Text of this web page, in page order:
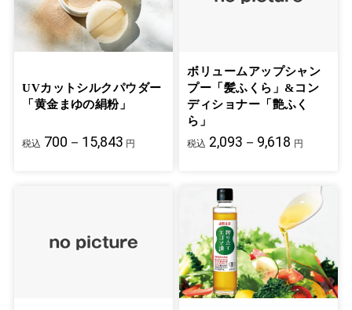
UVカットシルクパウダー
「黄金まゆの絹粉」
税込 700－15,843 円
ボリュームアップシャン
プー「髪ふくら」&コン
ディショナー「艶ふく
ら」
税込 2,093－9,618 円